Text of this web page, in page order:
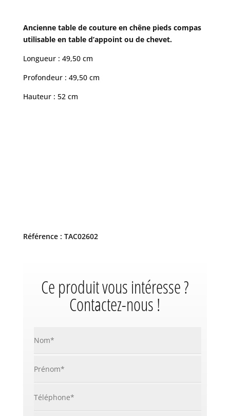
Ancienne table de couture en chêne pieds compas
utilisable en table d’appoint ou de chevet.
Longueur : 49,50 cm
Profondeur : 49,50 cm
Hauteur : 52 cm
Référence : TAC02602
Ce produit vous intéresse ?
Contactez-nous !